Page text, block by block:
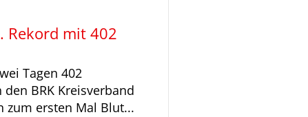
Rekord mit 402
Tagen 402
BRK Kreisverband
zum ersten Mal Blut...